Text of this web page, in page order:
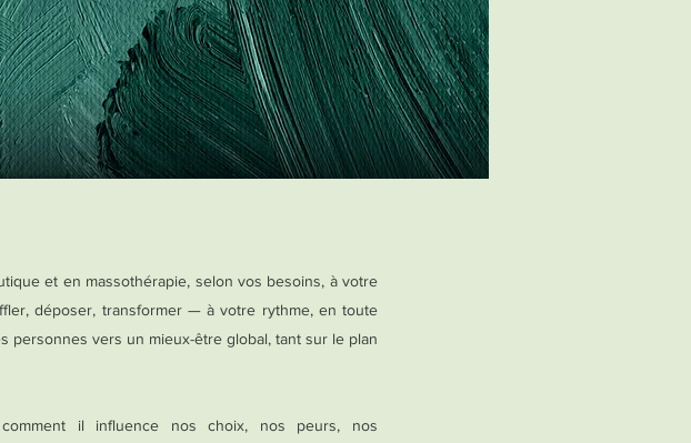
et en massothérapie, selon vos besoins, à votre
déposer, transformer — à votre rythme, en toute
personnes vers un mieux-être global, tant sur le plan
il influence nos choix, nos peurs, nos